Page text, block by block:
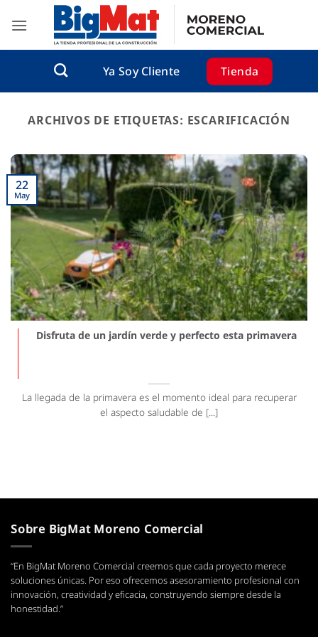
contenido
Ya Soy Cliente
Tienda
ARCHIVOS DE ETIQUETAS: ESCARIFICACIÓN
Disfruta de un jardín verde y perfecto esta primavera
La llegada de la primavera es el momento ideal para recuperar
el aspecto saludable de [...]
22
May
Sobre BigMat Moreno Comercial
“En BigMat Moreno Comercial creemos que cada proyecto merece
soluciones únicas. Por eso ofrecemos asesoramiento profesional con
innovación, creatividad y eficacia, construyendo siempre desde la
honestidad.”